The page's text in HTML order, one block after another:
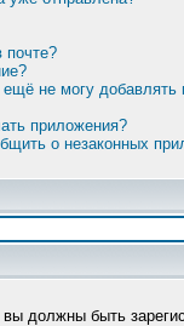
почте?
не могу добавлять
приложения?
о незаконных
должны быть